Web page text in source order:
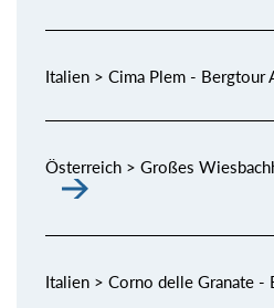
Italien > Cima Plem - Bergtour
Österreich > Großes
Italien > Corno delle Granate -